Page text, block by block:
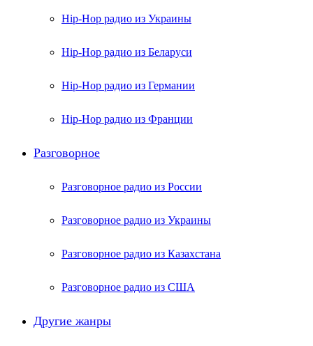
Hip-Hop радио из Украины
Hip-Hop радио из Беларуси
Hip-Hop радио из Германии
Hip-Hop радио из Франции
Разговорное
Разговорное радио из России
Разговорное радио из Украины
Разговорное радио из Казахстана
Разговорное радио из США
Другие жанры